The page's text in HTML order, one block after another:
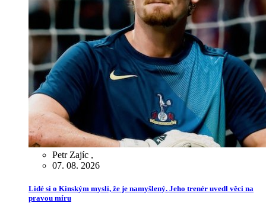
Petr Zajíc ,
07. 08. 2026
Lidé si o Kinským myslí, že je namyšlený. Jeho trenér uvedl věci na
pravou míru